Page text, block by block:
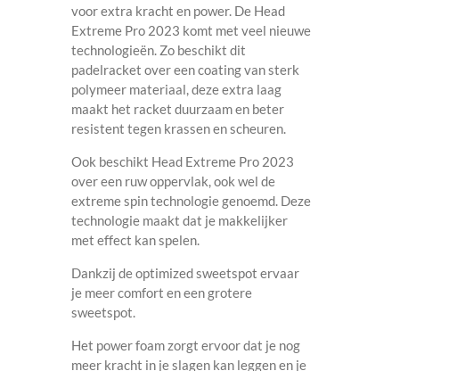
voor extra kracht en power. De Head
Extreme Pro 2023 komt met veel nieuwe
technologieën. Zo beschikt dit
padelracket over een coating van sterk
polymeer materiaal, deze extra laag
maakt het racket duurzaam en beter
resistent tegen krassen en scheuren.
Ook beschikt Head Extreme Pro 2023
over een ruw oppervlak, ook wel de
extreme spin technologie genoemd. Deze
technologie maakt dat je makkelijker
met effect kan spelen.
Dankzij de optimized sweetspot ervaar
je meer comfort en een grotere
sweetspot.
Het power foam zorgt ervoor dat je nog
meer kracht in je slagen kan leggen en je